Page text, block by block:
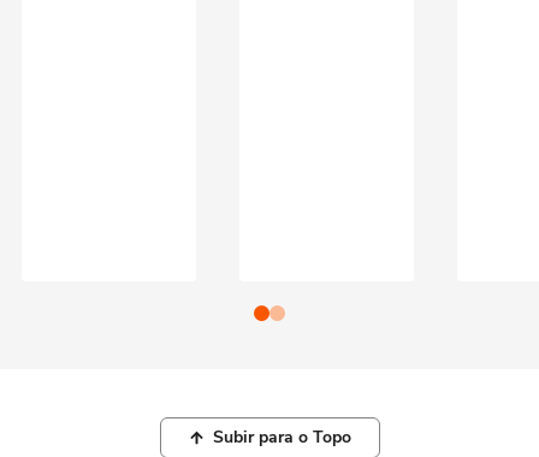
Subir para o Topo